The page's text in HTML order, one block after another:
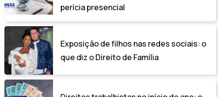
perícia presencial
Exposição de filhos nas redes sociais: o
que diz o Direito de Família